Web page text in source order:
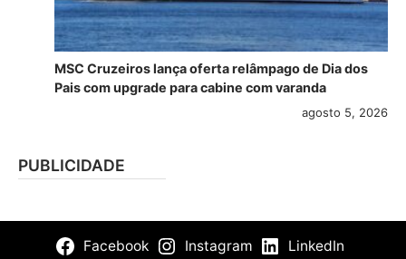
MSC Cruzeiros lança oferta relâmpago de Dia dos
Pais com upgrade para cabine com varanda
agosto 5, 2026
PUBLICIDADE
Facebook Instagram
LinkedIn